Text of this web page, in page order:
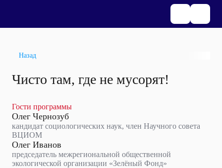
Назад
Чисто там, где не мусорят!
Гости программы
Олег Чернозуб
кандидат социологических наук, член Научного совета
ВЦИОМ
Олег Иванов
председатель межрегиональной общественной
экологической организации «Зелёный Фонд»